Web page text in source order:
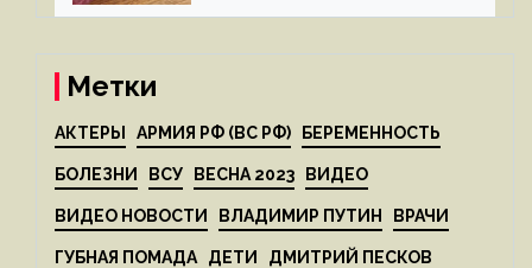
Метки
АКТЕРЫ АРМИЯ РФ (ВС РФ) БЕРЕМЕННОСТЬ
БОЛЕЗНИ ВСУ ВЕСНА 2023 ВИДЕО
ВИДЕО НОВОСТИ ВЛАДИМИР ПУТИН ВРАЧИ
ГУБНАЯ ПОМАДА ДЕТИ ДМИТРИЙ ПЕСКОВ